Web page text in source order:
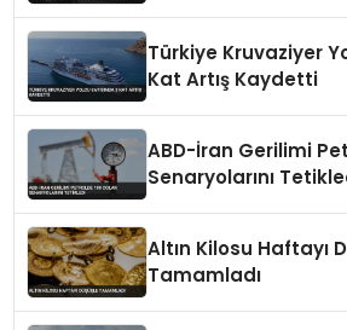
Türkiye Kruvaziyer
Kat Artış Kaydetti
ABD-İran Gerilimi
Senaryolarını
Altın Kilosu Haftayı
Tamamladı